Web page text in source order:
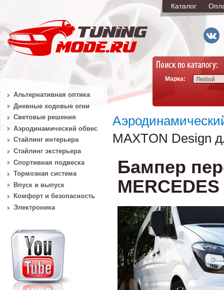
Каталог
Марка: Любой
MAXTON Design
Бампер
Альтернативная оптика
Дневные ходовые огни
Световые решения
Аэродинамический обвес
Стайлинг интерьера
Стайлинг экстерьера
Спортивная подвеска
Тормозная система
Впуск и выпуск
Комфорт и безопасность
Электроника